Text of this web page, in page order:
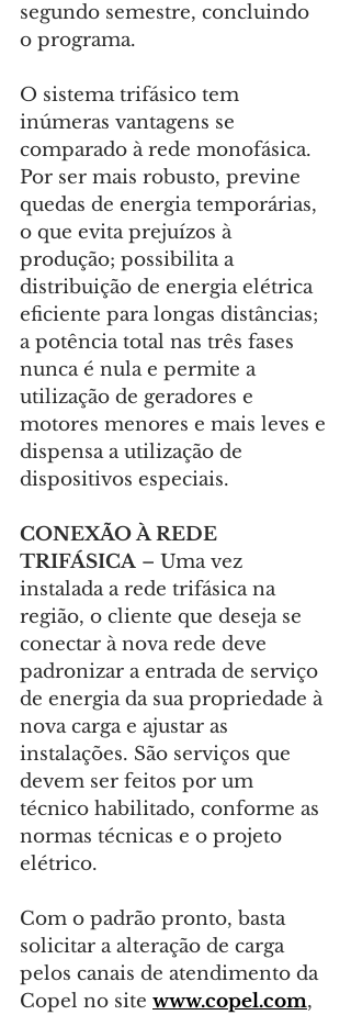
segundo semestre, concluindo
o programa.
O sistema trifásico tem
inúmeras vantagens se
comparado à rede monofásica.
Por ser mais robusto, previne
quedas de energia temporárias,
o que evita prejuízos à
produção; possibilita a
distribuição de energia elétrica
eficiente para longas distâncias;
a potência total nas três fases
nunca é nula e permite a
utilização de geradores e
motores menores e mais leves e
dispensa a utilização de
dispositivos especiais.
CONEXÃO À REDE
TRIFÁSICA – Uma vez
instalada a rede trifásica na
região, o cliente que deseja se
conectar à nova rede deve
padronizar a entrada de serviço
de energia da sua propriedade à
nova carga e ajustar as
instalações. São serviços que
devem ser feitos por um
técnico habilitado, conforme as
normas técnicas e o projeto
elétrico.
Com o padrão pronto, basta
solicitar a alteração de carga
pelos canais de atendimento da
Copel no site www.copel.com,